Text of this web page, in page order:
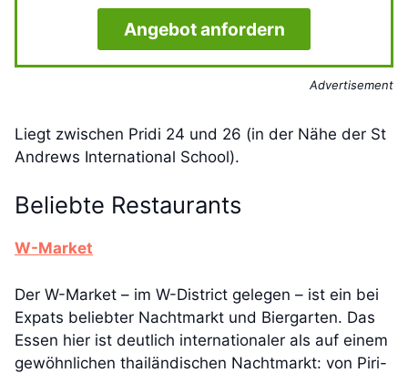
Angebot anfordern
Advertisement
Liegt zwischen Pridi 24 und 26 (in der Nähe der St
Andrews International School).
Beliebte Restaurants
W-Market
Der W-Market – im W-District gelegen – ist ein bei
Expats beliebter Nachtmarkt und Biergarten. Das
Essen hier ist deutlich internationaler als auf einem
gewöhnlichen thailändischen Nachtmarkt: von Piri-